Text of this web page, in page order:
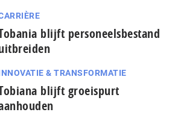
blijft personeelsbestand
& TRANSFORMATIE
blijft groeispurt